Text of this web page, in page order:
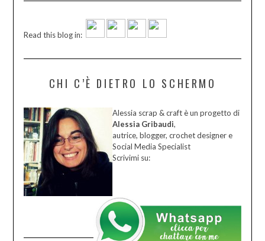
Read this blog in:
CHI C’È DIETRO LO SCHERMO
Alessia scrap & craft è un progetto di
Alessia Gribaudi,
autrice, blogger, crochet designer e
Social Media Specialist
Scrivimi su: